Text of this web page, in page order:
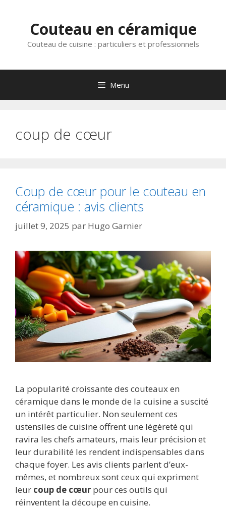
contenuCouteau en céramique
Couteau de cuisine : particuliers et professionnels
Menu
coup de cœur
Coup de cœur pour le couteau en
céramique : avis clients
juillet 9, 2025 par Hugo Garnier
La popularité croissante des couteaux en
céramique dans le monde de la cuisine a suscité
un intérêt particulier. Non seulement ces
ustensiles de cuisine offrent une légèreté qui
ravira les chefs amateurs, mais leur précision et
leur durabilité les rendent indispensables dans
chaque foyer. Les avis clients parlent d’eux-
mêmes, et nombreux sont ceux qui expriment
leur coup de cœur pour ces outils qui
réinventent la découpe en cuisine.